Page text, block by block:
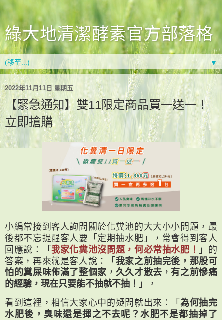
綠大地清潔酵素官方部落格
▼
2022年11月11日 星期五
【緊急通知】雙11限定商品買一送一！
立即搶購
小編常接到客人詢問關於化糞池的大大小小問題，最
後都不忘提醒客人要「定期抽水肥」，常會得到客人
回應說：「我家化糞池沒問題，何必常抽水肥！ 」的
答案，再來就是客人說：「 我家之前抽完後，那股可
怕的糞屎味佈滿了整個家，久久才散去，有之前慘痛
的經驗，現在只要能不抽就不抽！ 」，
看到這裡，相信大家心中的疑問就出來：「為何抽完
水肥後，臭味還是揮之不去呢？水肥不是都抽掉了